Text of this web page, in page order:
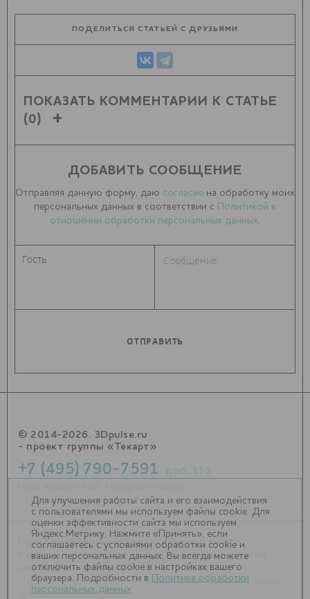
ПОДЕЛИТЬСЯ СТАТЬЕЙ С ДРУЗЬЯМИ
ПОКАЗАТЬ КОММЕНТАРИИ К СТАТЬЕ
(0)
ДОБАВИТЬ СООБЩЕНИЕ
Отправляя данную форму, даю согласие на обработку моих
персональных данных в соответствии с
Политикой в
отношении обработки персональных данных.
© 2014-2026. 3Dpulse.ru
- проект группы «Текарт»
+7 (495) 790-7591
https://t.me/Techart_CaseStudy
Приглашения на соответствующие нашей
тематике мероприятия, пресс-релизы и другие
сообщения ждем наinfo@3dpulse.ru .
Политика в отношении обработки персональных
данных
Для улучшения работы сайта и его взаимодействия
с пользователями мы используем файлы cookie. Для
оценки эффективности сайта мы используем
Яндекс.Метрику. Нажмите «Принять», если
соглашаетесь с условиями обработки cookie и
ваших персональных данных. Вы всегда можете
отключить файлы cookie в настройках вашего
браузера. Подробности в
Политике обработки
персональных данных